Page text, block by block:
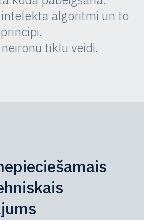
algoritmi un to
tīklu veidi.